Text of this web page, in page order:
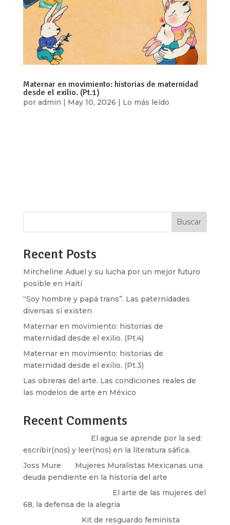
Maternar en movimiento: historias de maternidad
desde el exilio. (Pt.1)
por admin | May 10, 2026 | Lo más leído
Buscar
Recent Posts
Mircheline Aduel y su lucha por un mejor futuro
posible en Haití
“Soy hombre y papá trans”. Las paternidades
diversas sí existen
Maternar en movimiento: historias de
maternidad desde el exilio. (Pt.4)
Maternar en movimiento: historias de
maternidad desde el exilio. (Pt.3)
Las obreras del arte. Las condiciones reales de
las modelos de arte en México
Recent Comments
El agua se aprende por la sed:
escribir(nos) y leer(nos) en la literatura sáfica.
Joss Mure
Mujeres Muralistas Mexicanas una
deuda pendiente en la historia del arte
El arte de las mujeres del
68, la defensa de la alegría
Kit de resguardo feminista